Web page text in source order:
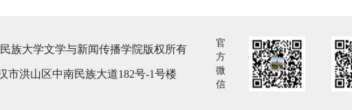
民族大学文学与新闻传播学院版权所有
市洪山区中南民族大道182号-1号楼
官
方
微
信